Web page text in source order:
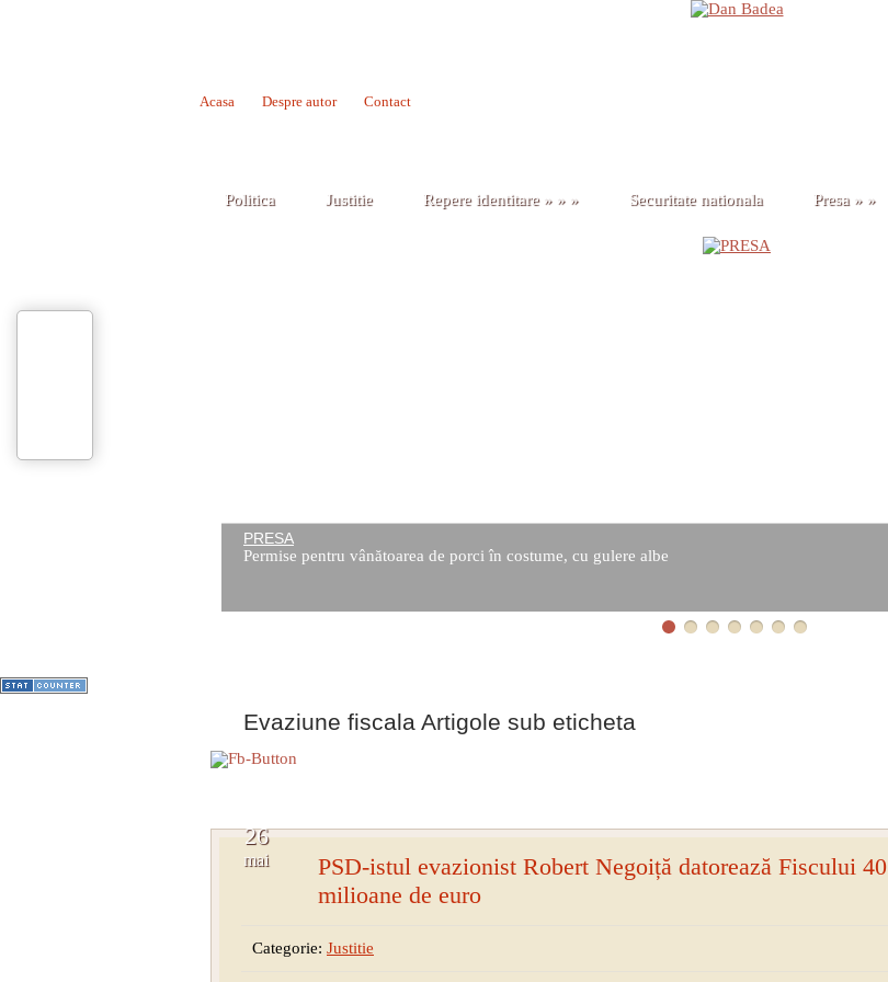
Acasa Despre autor Contact
Politica Justitie Repere identitare» » » Securitate nationala Presa » »
PRESA
Permise pentru vânătoarea de porci în costume, cu gulere albe
Evaziune fiscala Artigole sub eticheta
PSD-istul evazionist Robert Negoiță datorează Fiscului 40
milioane de euro
26
mai
Categorie: Justitie